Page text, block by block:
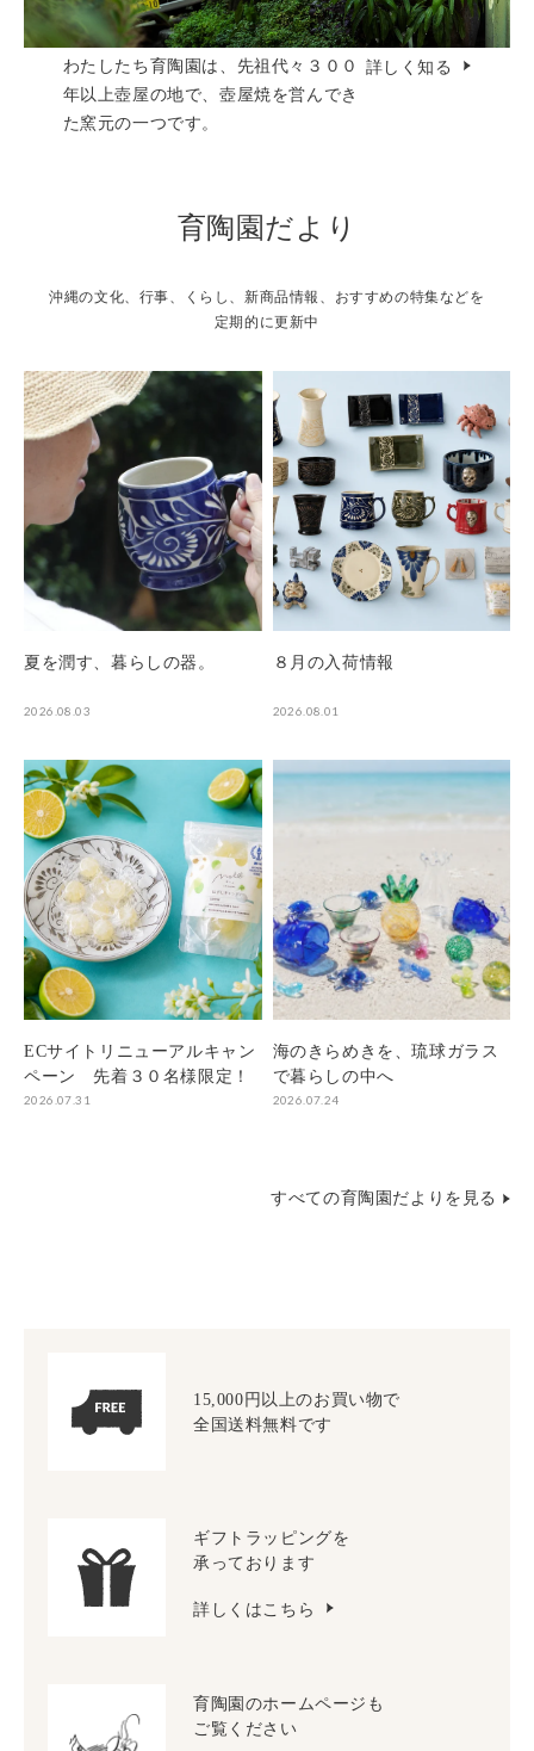
わたしたち育陶園は、先祖代々３００
年以上壺屋の地で、壺屋焼を営んでき
た窯元の一つです。
詳しく知る
育陶園だより
沖縄の文化、行事、くらし、新商品情報、おすすめの特集などを
定期的に更新中
夏を潤す、暮らしの器。
2026.08.03
８月の入荷情報
2026.08.01
ECサイトリニューアルキャン
ペーン 先着３０名様限定！
2026.07.31
海のきらめきを、琉球ガラス
で暮らしの中へ
2026.07.24
すべての育陶園だよりを見る
15,000円以上のお買い物で
全国送料無料です
ギフトラッピングを
承っております
詳しくはこちら
育陶園のホームページも
ご覧ください